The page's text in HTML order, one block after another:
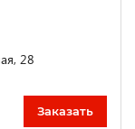
28
Заказать